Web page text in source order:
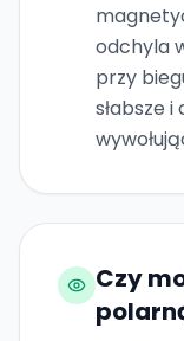
odchyla
przy
słabsze
Czy